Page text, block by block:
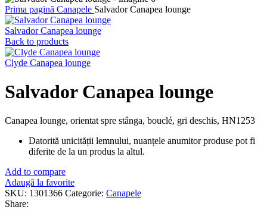
Prima pagină Canapele Salvador Canapea lounge
Salvador Canapea lounge
Back to products
Clyde Canapea lounge
Salvador Canapea lounge
Canapea lounge, orientat spre stânga, bouclé, gri deschis, HN1253
Datorită unicității lemnului, nuanțele anumitor produse pot fi
diferite de la un produs la altul.
Add to compare
Adaugă la favorite
SKU: 1301366 Categorie: Canapele
Share: